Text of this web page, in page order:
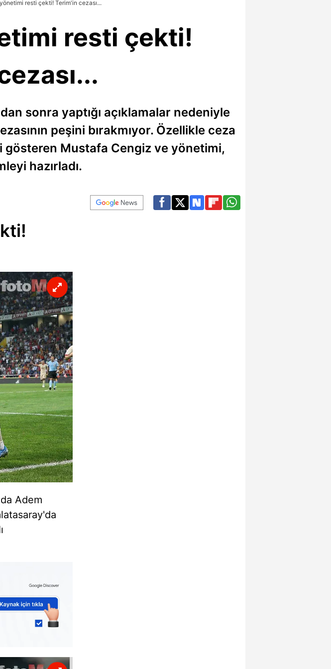
resti çekti! Terim'in cezası...
resti çekti!
sonra yaptığı açıklamalar nedeniyle
peşini bırakmıyor. Özellikle ceza
gösteren Mustafa Cengiz ve yönetimi,
hazırladı.
Adem